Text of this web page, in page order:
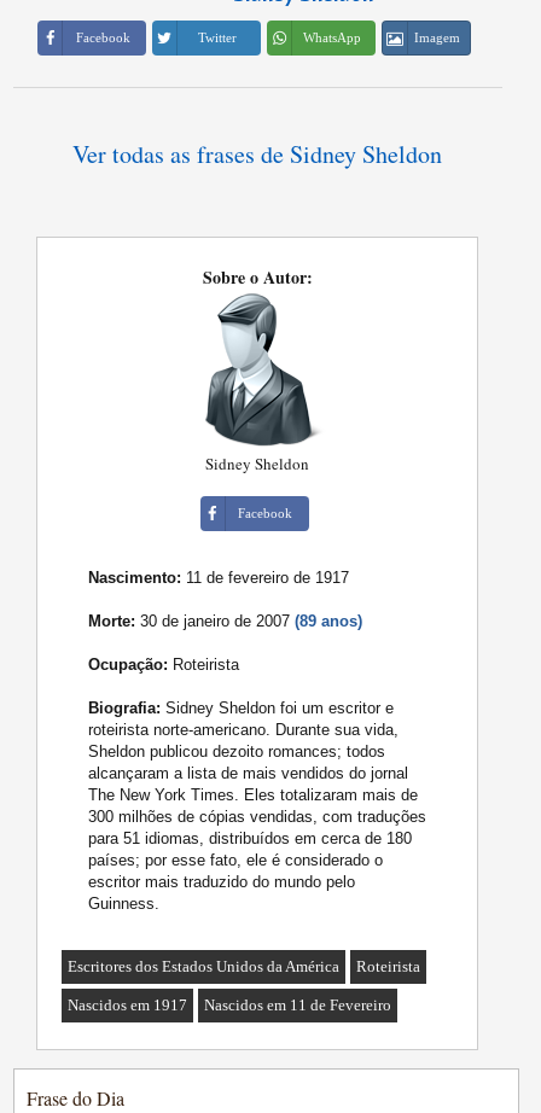
Facebook Twitter WhatsApp Imagem
Ver todas as frases de Sidney Sheldon
Sobre o Autor:
Sidney Sheldon
Facebook
Nascimento: 11 de fevereiro de 1917
Morte: 30 de janeiro de 2007(89 anos)
Ocupação: Roteirista
Biografia: Sidney Sheldon foi um escritor e
roteirista norte-americano. Durante sua vida,
Sheldon publicou dezoito romances; todos
alcançaram a lista de mais vendidos do jornal
The New York Times. Eles totalizaram mais de
300 milhões de cópias vendidas, com traduções
para 51 idiomas, distribuídos em cerca de 180
países; por esse fato, ele é considerado o
escritor mais traduzido do mundo pelo
Guinness.
Escritores dos Estados Unidos da América Roteirista
Nascidos em 1917 Nascidos em 11 de Fevereiro
Frase do Dia